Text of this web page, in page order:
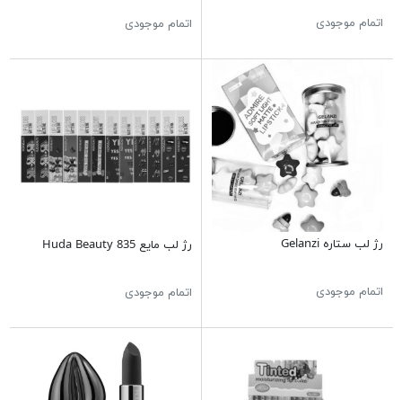
اتمام موجودی اتمام موجودی
رژ لب ستاره Gelanzi
اتمام موجودی
رژ لب مایع Huda Beauty 835
اتمام موجودی